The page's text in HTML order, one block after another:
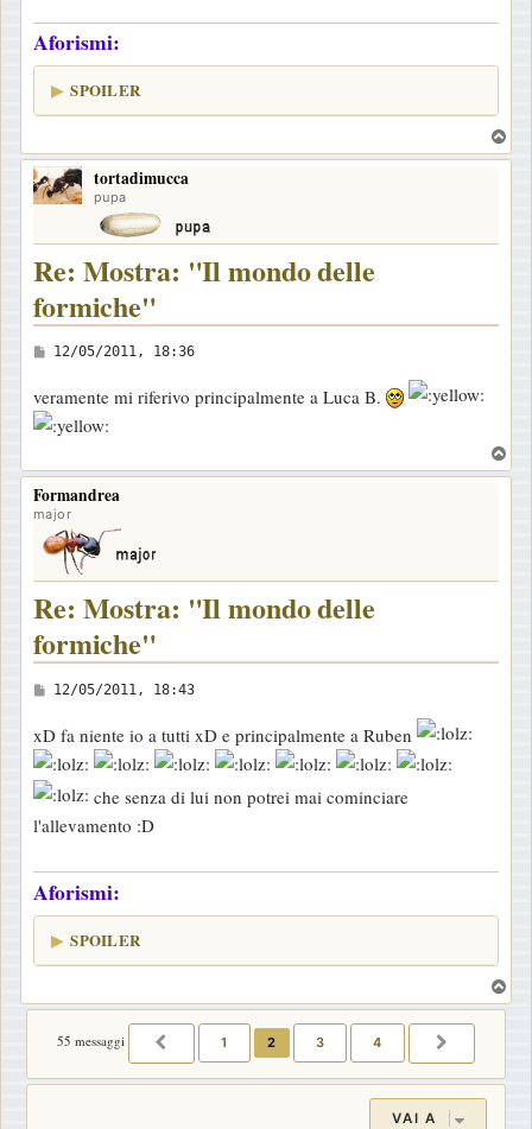
g
i
o
Aforismi:
SPOILER
o
tortadimucca
pupa
Re: Mostra: "Il mondo delle
formiche"
M
s
s
g
g
i
o
12/05/2011, 18:36
veramente mi riferivo principalmente a Luca B.
o
Formandrea
major
Re: Mostra: "Il mondo delle
formiche"
M
s
s
a
g
i
o
12/05/2011, 18:43
xD fa niente io a tutti xD e principalmente a Ruben
che senza di lui non potrei mai cominciare
l'allevamento :D
Aforismi:
SPOILER
o
55 messaggi PRECEDENTE
1 2 3 4
VAI A